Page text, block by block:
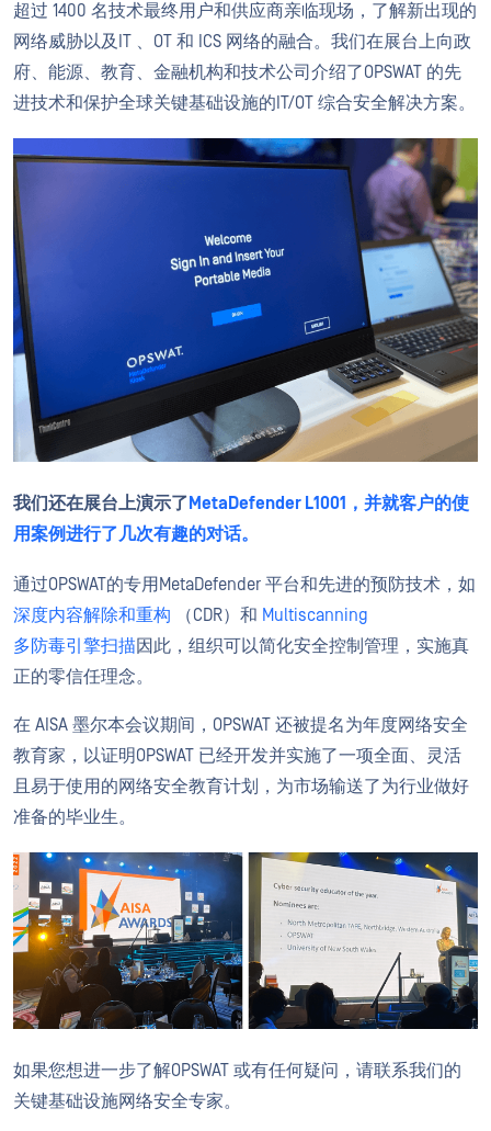
超过 1400 名技术最终用户和供应商亲临现场，了解新出现的
网络威胁以及IT 、OT 和 ICS 网络的融合。我们在展台上向政
府、能源、教育、金融机构和技术公司介绍了OPSWAT 的先
进技术和保护全球关键基础设施的IT/OT 综合安全解决方案。
我们还在展台上演示了 MetaDefender L1001，并就客户的使
用案例进行了几次有趣的对话。
通过OPSWAT的专用MetaDefender 平台和先进的预防技术，如
深度内容解除和重构 （CDR）和 Multiscanning
多防毒引擎扫描因此，组织可以简化安全控制管理，实施真
正的零信任理念。
在 AISA 墨尔本会议期间，OPSWAT 还被提名为年度网络安全
教育家，以证明OPSWAT 已经开发并实施了一项全面、灵活
且易于使用的网络安全教育计划，为市场输送了为行业做好
准备的毕业生。
如果您想进一步了解OPSWAT 或有任何疑问，请联系我们的
关键基础设施网络安全专家。